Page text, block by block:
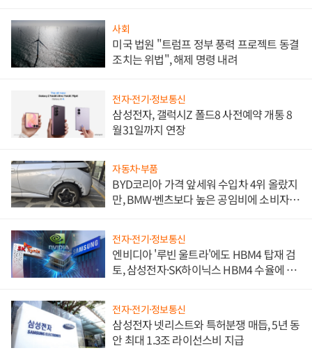
사회
미국 법원 "트럼프 정부 풍력 프로젝트 동결
조치는 위법", 해제 명령 내려
전자·전기·정보통신
삼성전자, 갤럭시Z 폴드8 사전예약 개통 8
월31일까지 연장
자동차·부품
BYD코리아 가격 앞세워 수입차 4위 올랐지
만, BMW·벤츠보다 높은 공임비에 소비자
전자·전기·정보통신
엔비디아 '루빈 울트라'에도 HBM4 탑재 검
토, 삼성전자·SK하이닉스 HBM4 수율에 주
전자·전기·정보통신
삼성전자 넷리스트와 특허분쟁 매듭, 5년 동
안 최대 1.3조 라이선스비 지급